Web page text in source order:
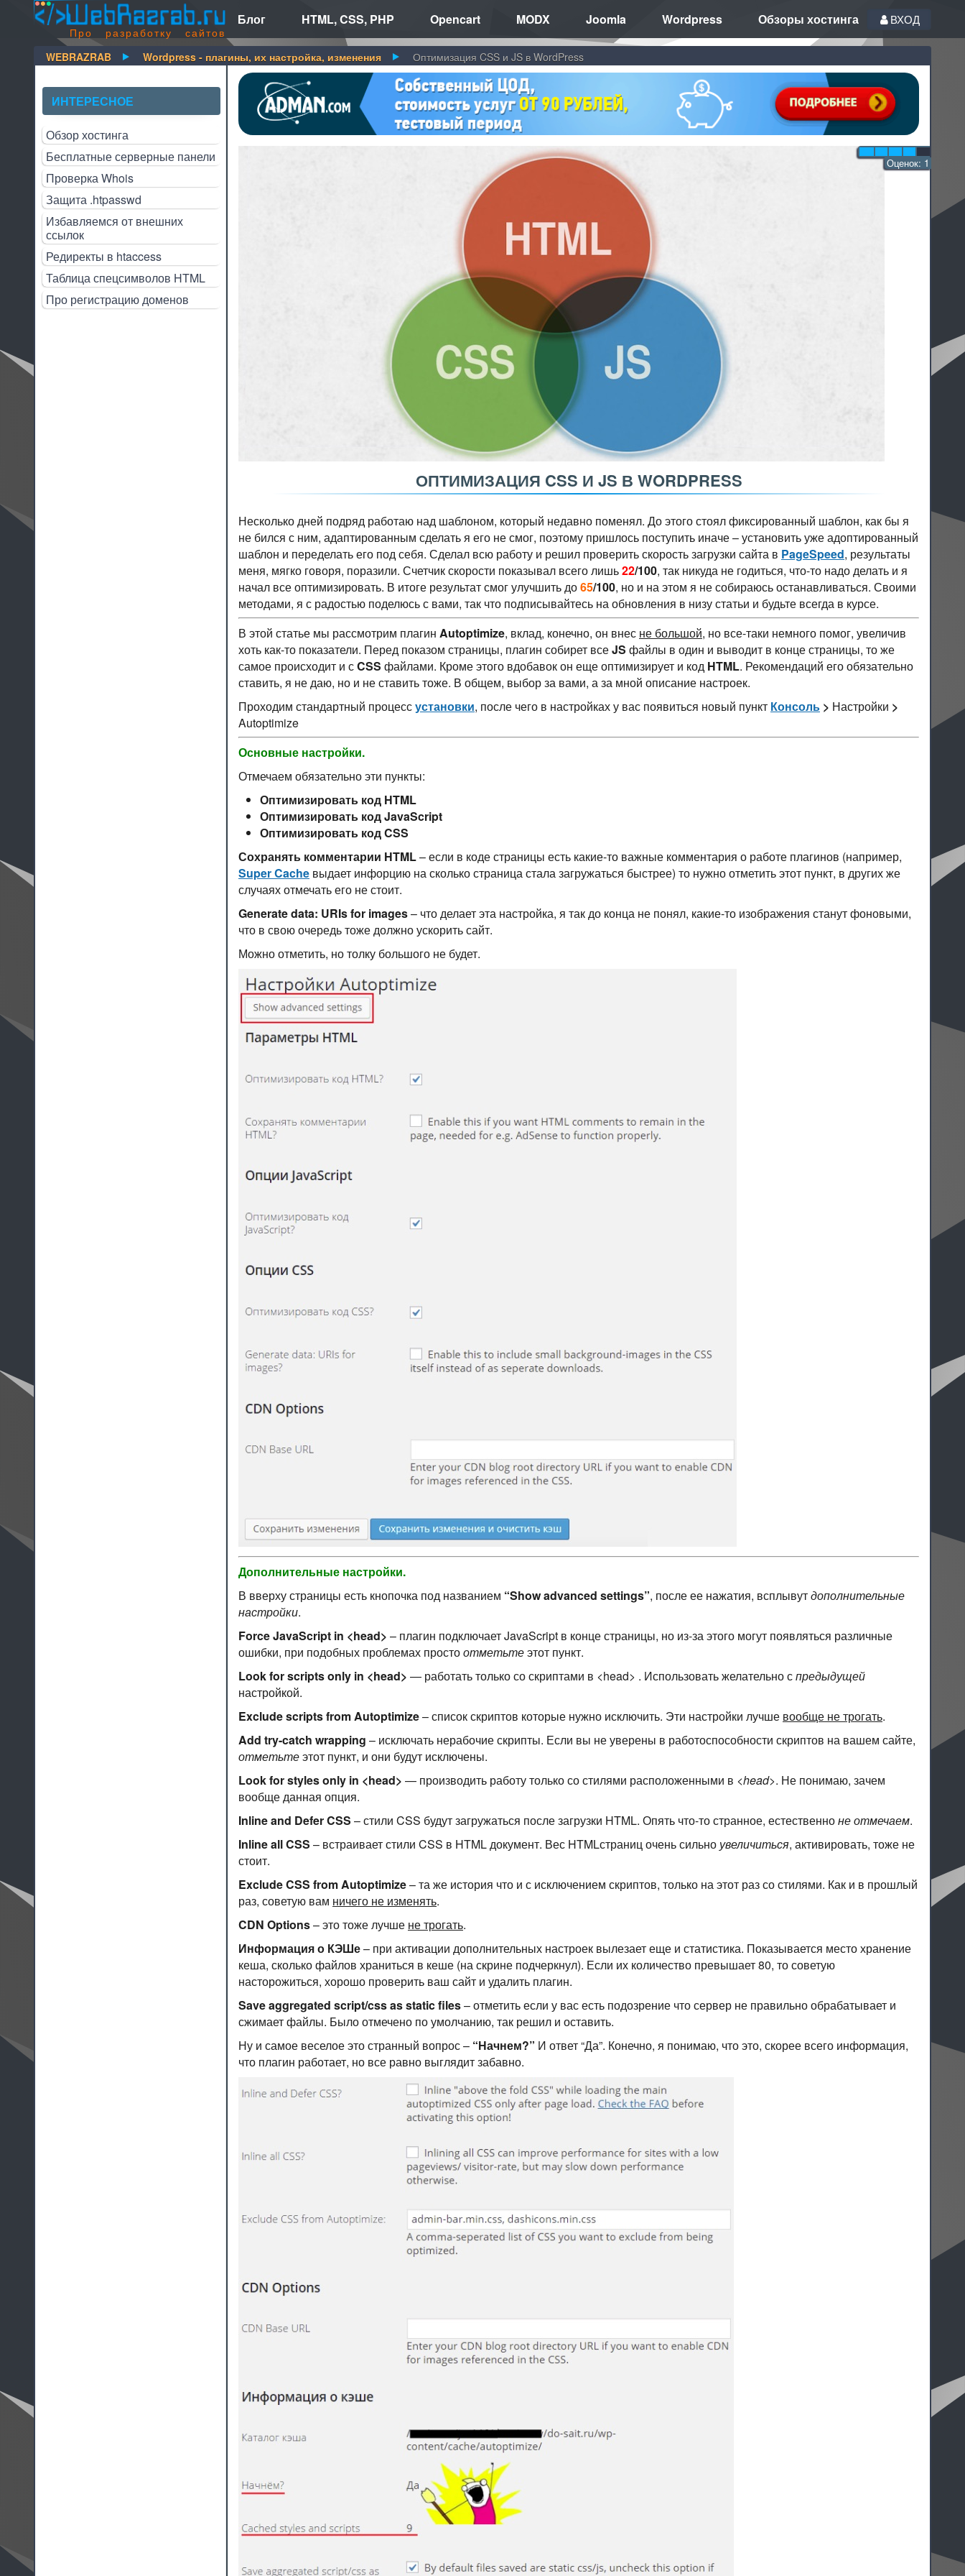
Про разработку сайтов
Блог HTML, CSS, PHP Opencart MODX Joomla Wordpress Обзоры хостинга ВХОД
WEBRAZRAB Wordpress - плагины, их настройка, изменения Оптимизация CSS и JS в WordPress
Оценок: 1
ОПТИМИЗАЦИЯ CSS И JS В WORDPRESS
Несколько дней подряд работаю над шаблоном, который недавно поменял. До этого стоял фиксированный шаблон, как бы я
не бился с ним, адаптированным сделать я его не смог, поэтому пришлось поступить иначе – установить уже адоптированный
шаблон и переделать его под себя. Сделал всю работу и решил проверить скорость загрузки сайта в PageSpeed, результаты
меня, мягко говоря, поразили. Счетчик скорости показывал всего лишь22/100, так никуда не годиться, что-то надо делать и я
начал все оптимизировать. В итоге результат смог улучшить до65/100, но и на этом я не собираюсь останавливаться. Своими
методами, я с радостью поделюсь с вами, так что подписывайтесь на обновления в низу статьи и будьте всегда в курсе.
В этой статье мы рассмотрим плагин Autoptimize, вклад, конечно, он внес не большой, но все-таки немного помог, увеличив
хоть как-то показатели. Перед показом страницы, плагин собирет всеJS файлы в один и выводит в конце страницы, то же
самое происходит и сCSS файлами. Кроме этого вдобавок он еще оптимизирует и код HTML. Рекомендаций его обязательно
ставить, я не даю, но и не ставить тоже. В общем, выбор за вами, а за мной описание настроек.
Проходим стандартный процессустановки, после чего в настройках у вас появиться новый пункт Консоль > Настройки >
Autoptimize
Основные настройки.
Отмечаем обязательно эти пункты:
Оптимизировать код HTML
Оптимизировать код JavaScript
Оптимизировать код CSS
Сохранять комментарии HTML– если в коде страницы есть какие-то важные комментария о работе плагинов (например,
Super Cache выдает инфорцию на сколько страница стала загружаться быстрее) то нужно отметить этот пункт, в других же
случаях отмечать его не стоит.
Generate data: URIs for images– что делает эта настройка, я так до конца не понял, какие-то изображения станут фоновыми,
что в свою очередь тоже должно ускорить сайт.
Можно отметить, но толку большого не будет.
Дополнительные настройки.
В вверху страницы есть кнопочка под названием “Show advanced settings”, после ее нажатия, всплывутдополнительные
настройки.
Force JavaScript in <head> – плагин подключает JavaScript в конце страницы, но из-за этого могут появляться различные
ошибки, при подобных проблемах простоотметьтеэтот пункт.
Look for scripts only in <head> — работать только со скриптами в <head> . Использовать желательно спредыдущей
настройкой.
Exclude scripts from Autoptimize– список скриптов которые нужно исключить. Эти настройки лучше вообще не трогать.
Add try-catch wrapping – исключать нерабочие скрипты. Если вы не уверены в работоспособности скриптов на вашем сайте,
отметьтеэтот пункт, и они будут исключены.
Look for styles only in <head> — производить работу только со стилями расположенными в <head>. Не понимаю, зачем
вообще данная опция.
Inline and Defer CSS – стили CSS будут загружаться после загрузки HTML. Опять что-то странное, естественноне отмечаем.
Inline all CSS – встраивает стили CSS в HTML документ. Вес HTMLстраниц очень сильно увеличиться, активировать, тоже не
стоит.
Exclude CSS from Autoptimize– та же история что и с исключением скриптов, только на этот раз со стилями. Как и в прошлый
раз, советую вам ничего не изменять.
CDN Options– это тоже лучше не трогать.
Информация о КЭШе– при активации дополнительных настроек вылезает еще и статистика. Показывается место хранение
кеша, сколько файлов храниться в кеше (на скрине подчеркнул). Если их количество превышает 80, то советую
насторожиться, хорошо проверить ваш сайт и удалить плагин.
Save aggregated script/css as static files– отметить если у вас есть подозрение что сервер не правильно обрабатывает и
сжимает файлы. Было отмечено по умолчанию, так решил и оставить.
Ну и самое веселое это странный вопрос – “Начнем?” И ответ “Да”. Конечно, я понимаю, что это, скорее всего информация,
что плагин работает, но все равно выглядит забавно.
ИНТЕРЕСНОЕ
Обзор хостинга
Бесплатные серверные панели
Проверка Whois
Защита .htpasswd
Избавляемся от внешних
ссылок
Редиректы в htaccess
Таблица спецсимволов HTML
Про регистрацию доменов